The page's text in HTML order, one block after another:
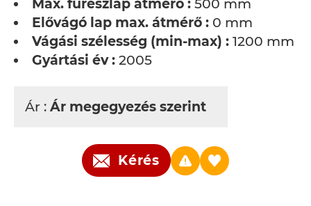
Max. fűrészlap átmérő : 500 mm
Elővágó lap max. átmérő : 0 mm
Vágási szélesség (min-max) : 1200 mm
Gyártási év : 2005
Ár : Ár megegyezés szerint
Kérés